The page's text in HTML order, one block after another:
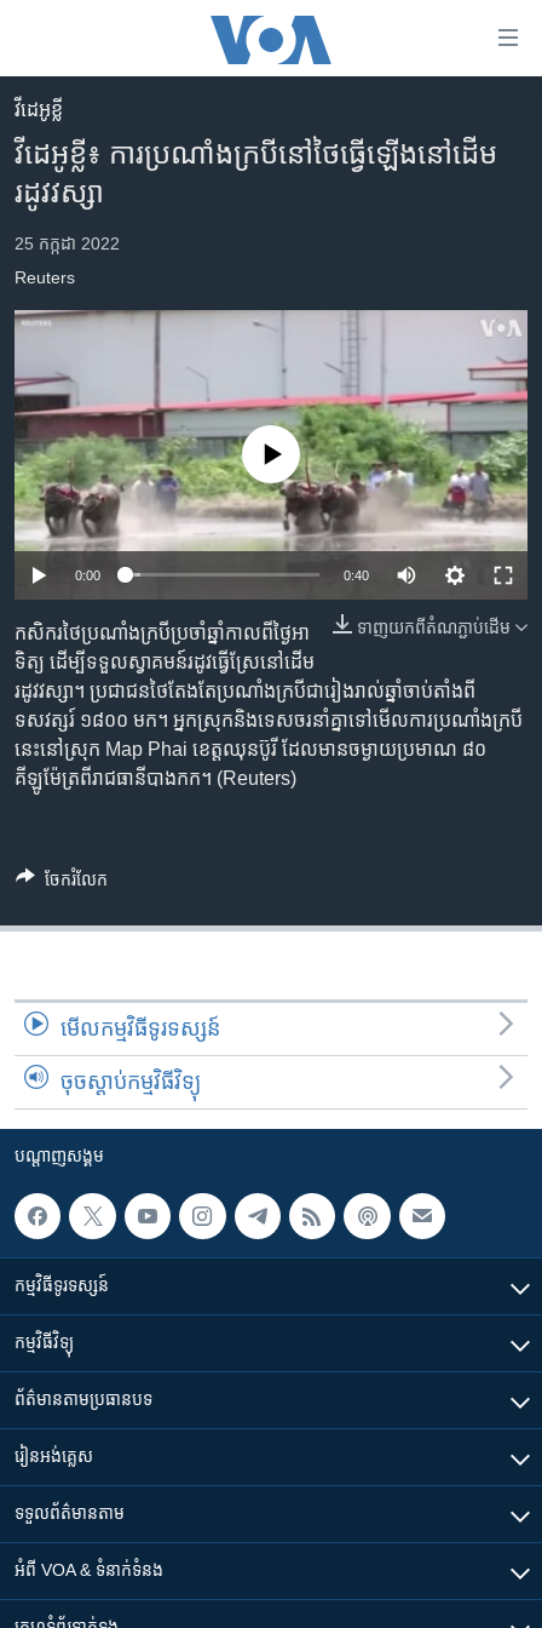
គេហទំព័រ​
ទាក់ទង
រំលង​
និង​
ទៅ​​
ទំព័រ​
ព័ត៌មាន​​
រំលង​
ចូល​
ទៅ​
ទំព័រ​
រចនា
សម្ព័ន្ធ​
រំលង​
និង​
ចូល​
ទៅ​
កាន់​
ទំព័រ​
ស្វែង​
កម្ពុជា
អន្តរជាតិ
អាមេរិក
ព្រឹត្តិការណ៍ព័ត៌មាន
ទូរទស្សន៍ / វីដេអូ​
វិទ្យុ / ផតខាសថ៍
កម្មវិធីទាំងអស់
Khmer English
បណ្តាញ​សង្គម
ភាសា
វីដេអូខ្លី
វីដេអូ​ខ្លី៖ ការ​ប្រណាំង​ក្របី​នៅ​ថៃ​ធ្វើ​ឡើង​នៅ​ដើម​
រដូវ​វស្សា
25 កក្កដា 2022
Reuters
No media source currently available
0:00 0:40
ទាញ​យក​ពី​តំណភ្ជាប់​ដើម
កសិករ​ថៃ​ប្រណាំង​ក្របី​ប្រចាំ​ឆ្នាំ​កាល​ពី​ថ្ងៃ​អា
ទិត្យ ដើម្បី​ទទួល​ស្វាគមន៍​រដូវ​ធ្វើស្រែ​​នៅ​ដើម​
រដូវ​វស្សា។ ប្រជាជន​ថៃ​តែងតែ​ប្រណាំង​ក្របី​ជា​រៀងរាល់​ឆ្នាំ​ចាប់​តាំង​ពី​
ទសវត្សរ៍ ១៨០០ មក។ អ្នកស្រុក​និង​ទេសចរ​នាំ​គ្នា​ទៅ​មើល​ការ​ប្រណាំង​ក្របី​
នេះ​នៅ​ស្រុក Map Phai ខេត្តឈុនប៊ូរី ដែល​មាន​ចម្ងាយ​ប្រមាណ ៨០
គីឡូម៉ែត្រ​ពី​រាជធានី​បាងកក។ (Reuters)
ចែករំលែក
មើល​កម្មវិធី​ទូរទស្សន៍
ចុចស្តាប់កម្មវិធីវិទ្យុ
បណ្តាញ​សង្គម
កម្មវិធី​ទូរទស្សន៍
កម្មវិធី​វិទ្យុ
ព័ត៌មាន​តាមប្រធានបទ​
រៀន​​អង់គ្លេស
ទទួល​ព័ត៌មាន​តាម
អំពី​ VOA & ទំនាក់ទំនង